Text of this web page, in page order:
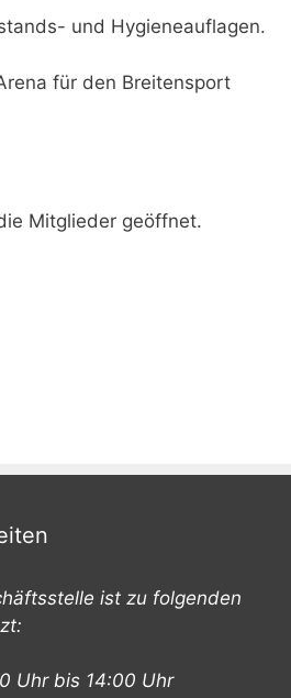
und Hygieneauflagen.
für den Breitensport
Mitglieder geöffnet.
ist zu folgenden
Uhr bis 14:00 Uhr